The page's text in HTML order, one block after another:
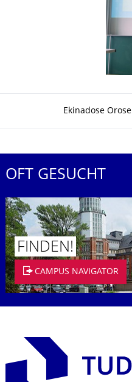
Ekinadose Orose
OFT GESUCHT
FINDEN!
CAMPUS NAVIGATOR